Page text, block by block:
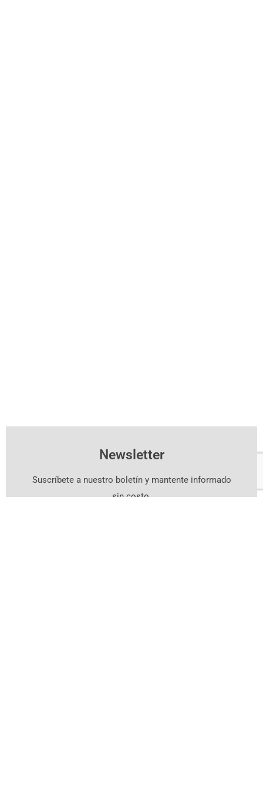
Newsletter
Suscríbete a nuestro boletín y mantente informado
sin costo.